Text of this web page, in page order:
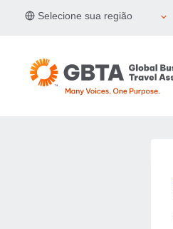
Selecione sua região